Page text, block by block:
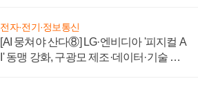
전자·전기·정보통신
[AI 뭉쳐야 산다⑧] LG·엔비디아 '피지컬 A
I' 동맹 강화, 구광모 제조·데이터·기술 결